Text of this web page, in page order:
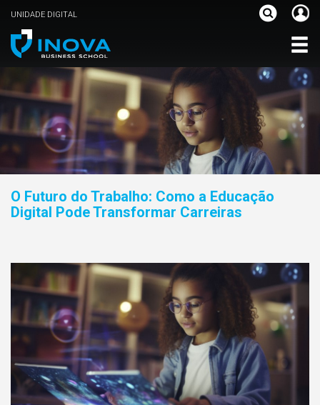
UNIDADE DIGITAL
O Futuro do Trabalho: Como a Educação
Digital Pode Transformar Carreiras